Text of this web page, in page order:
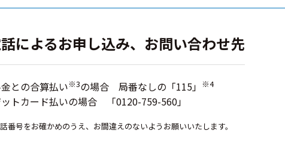
によるお申し込み、お問い合わせ先
との合算払い※3の場合 局番なしの「115」 ※4
トカード払いの場合 「0120-759-560」
番号をお確かめのうえ、お間違えのないようお願いいたします。